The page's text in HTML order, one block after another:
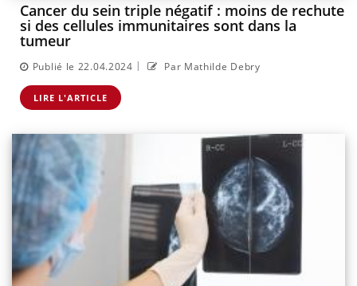
Cancer du sein triple négatif : moins de rechute
si des cellules immunitaires sont dans la
tumeur
Publié le 22.04.2024 | Par Mathilde Debry
LIRE L'ARTICLE